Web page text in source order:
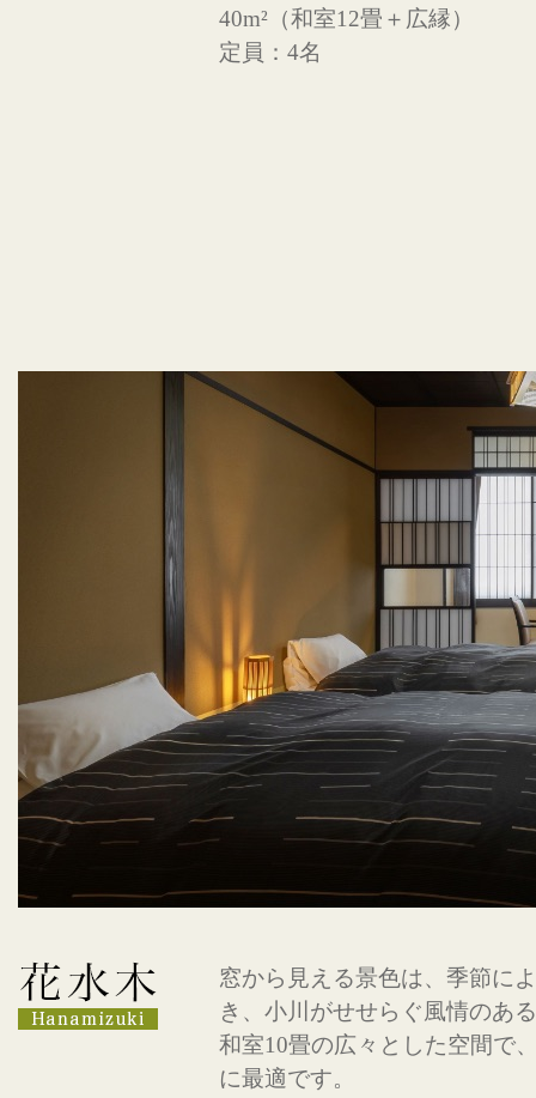
40m²（和室12畳＋広縁）
定員：4名
窓から見える景色は、季節に
き、小川がせせらぐ風情のあ
和室10畳の広々とした空間で
に最適です。